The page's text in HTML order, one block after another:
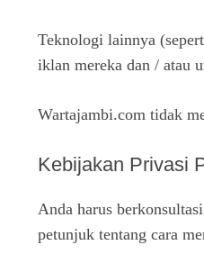
Teknologi lainnya
iklan mereka dan / atau
Wartajambi.com tidak
Kebijakan Privasi
Anda harus
petunjuk tentang cara